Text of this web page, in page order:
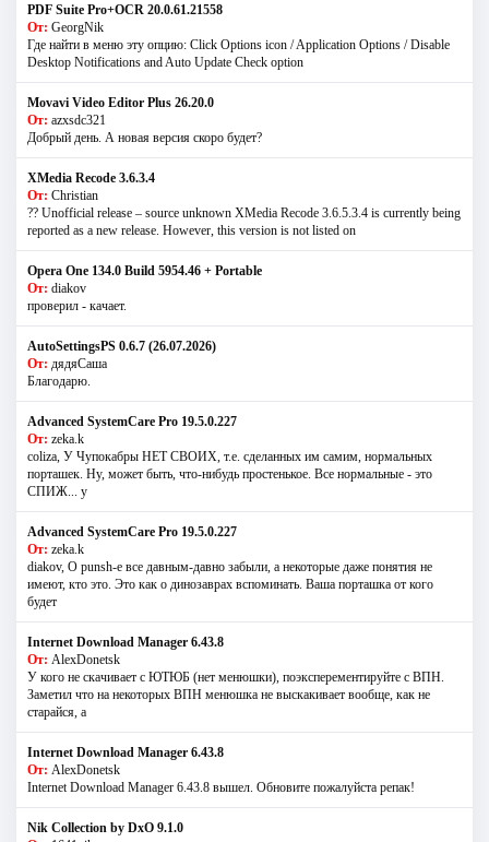
PDF Suite Pro+OCR 20.0.61.21558
От: GeorgNik
Где найти в меню эту опцию: Click Options icon / Application Options / Disable
Desktop Notifications and Auto Update Check option
Movavi Video Editor Plus 26.20.0
От: azxsdc321
Добрый день. А новая версия скоро будет?
XMedia Recode 3.6.3.4
От: Christian
?? Unofficial release – source unknown XMedia Recode 3.6.5.3.4 is currently being
reported as a new release. However, this version is not listed on
Opera One 134.0 Build 5954.46 + Portable
От: diakov
проверил - качает.
AutoSettingsPS 0.6.7 (26.07.2026)
От: дядяСаша
Благодарю.
Advanced SystemCare Pro 19.5.0.227
От: zeka.k
coliza, У Чупокабры НЕТ СВОИХ, т.е. сделанных им самим, нормальных
порташек. Ну, может быть, что-нибудь простенькое. Все нормальные - это
СПИЖ... у
Advanced SystemCare Pro 19.5.0.227
От: zeka.k
diakov, О punsh-е все давным-давно забыли, а некоторые даже понятия не
имеют, кто это. Это как о динозаврах вспоминать. Ваша порташка от кого
будет
Internet Download Manager 6.43.8
От: AlexDonetsk
У кого не скачивает с ЮТЮБ (нет менюшки), поэксперементируйте с ВПН.
Заметил что на некоторых ВПН менюшка не выскакивает вообще, как не
старайся, а
Internet Download Manager 6.43.8
От: AlexDonetsk
Internet Download Manager 6.43.8 вышел. Обновите пожалуйста репак!
Nik Collection by DxO 9.1.0